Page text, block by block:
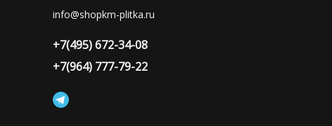
info@shopkm-plitka.ru
+7(495) 672-34-08
+7(964) 777-79-22